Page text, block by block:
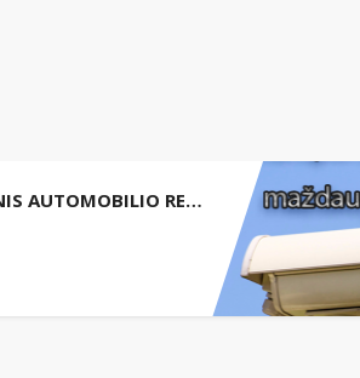
AUTOMATINIS AUTOMOBILIO REGISTRACIJOS NUMERIO IDENTIFIKAVIMAS JUNGTINĖJE KARALYSTĖJE